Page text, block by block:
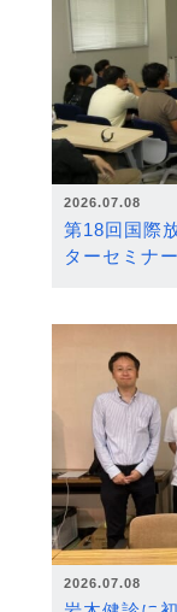
2026.07.08
第18回国際
ターセミナ
2026.07.08